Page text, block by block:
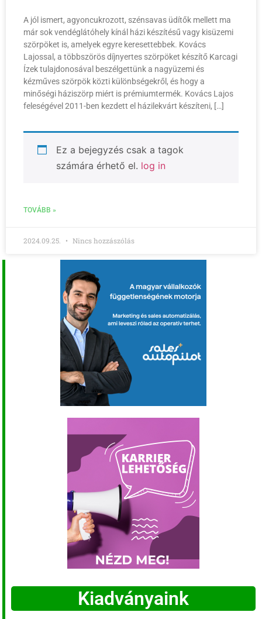
A jól ismert, agyoncukrozott, szénsavas üdítők mellett ma
már sok vendéglátóhely kínál házi készítésű vagy kisüzemi
szörpöket is, amelyek egyre keresettebbek. Kovács
Lajossal, a többszörös díjnyertes szörpöket készítő Karcagi
Ízek tulajdonosával beszélgettünk a nagyüzemi és
kézműves szörpök közti különbségekről, és hogy a
minőségi háziszörp miért is prémiumtermék. Kovács Lajos
feleségével 2011-ben kezdett el házilekvárt készíteni, […]
Ez a bejegyzés csak a tagok
számára érhető el. log in
TOVÁBB »
2024.09.25. Nincs hozzászólás
Kiadványaink